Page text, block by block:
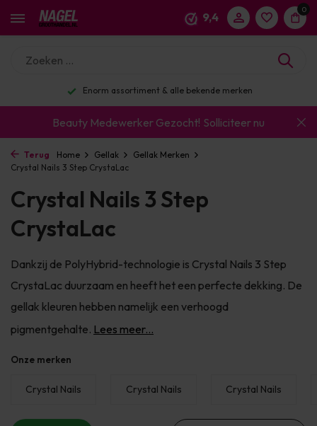
9,4
0
Enorm assortiment & alle bekende merken
Beauty Medewerker Gezocht! Solliciteer nu
Terug Home Gellak
Gellak Merken
Crystal Nails 3 Step CrystaLac
Crystal Nails 3 Step
CrystaLac
Dankzij de PolyHybrid-technologie is Crystal Nails 3 Step
CrystaLac duurzaam en heeft het een perfecte dekking. De
gellak kleuren hebben namelijk een verhoogd
pigmentgehalte. Lees meer...
Onze merken
Crystal Nails Crystal Nails Crystal Nails